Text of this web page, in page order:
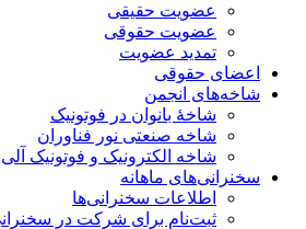
عضویت حقیقی
عضویت حقوقی
تمدید عضویت
اعضای حقوقی
شاخه‌های انجمن
شاخۀ بانوان در فوتونیک
شاخه صنعتی نور فناوران
شاخه‌ الکترونیک و فوتونیک آلی
سخنرانی‌های ماهانه
اطلاعات سخنرانی‌‌ها
ثبت‌نام برای شرکت در سخنرانی